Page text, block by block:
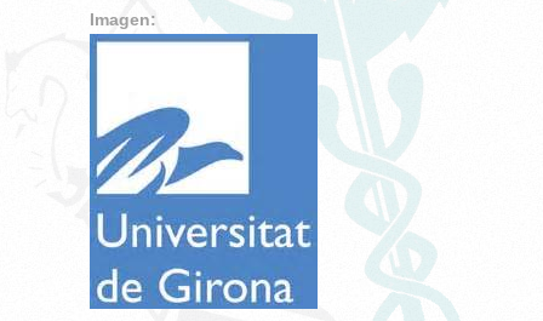
Imagen: